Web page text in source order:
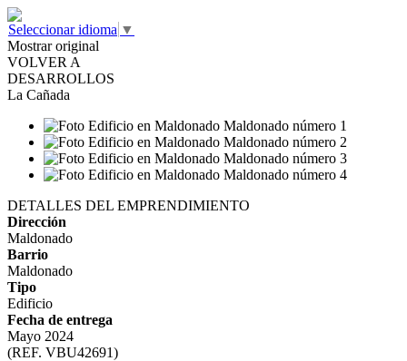
Seleccionar idioma ▼
Mostrar original
VOLVER A
DESARROLLOS
La Cañada
DETALLES DEL EMPRENDIMIENTO
Dirección
Maldonado
Barrio
Maldonado
Tipo
Edificio
Fecha de entrega
Mayo 2024
(REF. VBU42691)